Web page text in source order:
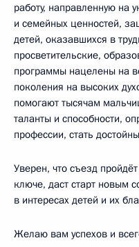
работу, направленную на
и семейных ценностей,
детей, оказавшихся в
просветительские,
программы нацелены на
поколения на высоких
помогают тысячам
таланты и способности,
профессии, стать
Уверен, что съезд
ключе, даст старт новым
в интересах детей и их
Желаю вам успехов и